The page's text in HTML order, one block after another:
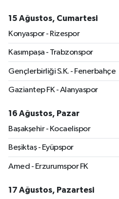
15 Ağustos, Cumartesi
Konyaspor - Rizespor
Kasımpaşa - Trabzonspor
Gençlerbirliği S.K. - Fenerbahçe
Gaziantep FK - Alanyaspor
16 Ağustos, Pazar
Başakşehir - Kocaelispor
Beşiktaş - Eyüpspor
Amed - Erzurumspor FK
17 Ağustos, Pazartesi